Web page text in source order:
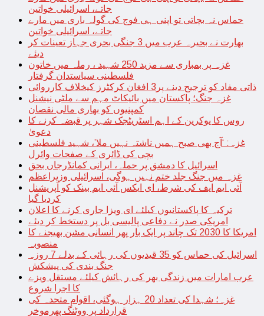
جاتے، اسرائیلی خواتین
حماس نہ بچاتی تو اپنی ہی فوج کی گولہ باری میں مارے
جاتے، اسرائیلی خواتین
بھارت نے بحیرہ عرب میں 3 جنگی بحری جہاز تعینات کر
دیئے
غزہ پر بمباری سے مزید 250 شہید ، رملہ میں خاتون
فلسطینی سیاستدان گرفتار
ذاتی مفاد کو ترجیح دینے پر3 افغان کرکٹرز کیخلاف کارروائی
غزہ جنگ؛ پاکستان میں بائیکاٹ مہم سے ملٹی نیشنل
کمپنیوں کو بھاری مالی نقصان
روس کا یوکرین کے اہم اسٹریٹجک شہر پر قبضہ کرنے کا
دعویٰ
غزہ: ‘آج بھی صبح ہمیں ناشتہ نہیں ملا’، شہید فلسطینی
بچی کی ڈائری کے صفحات وائرل
اسرائیل کا دمشق پر حملہ، ایرانی کمانڈرجاں بحق
غزہ میں جنگ جلد ختم نہیں ہوگی، اسرائیلی وزیراعظم
آئی ایم ایف کی شرط، ای ایکس آئی ایم بینک کو آپریشنل
کردیا گیا
ترکیہ کا پاکستانیوں کیلئے ای ویزا جاری کرنے کا اعلان
امریکی صدر نے دفاعی پالیسی بل پر دستخط کر دیئے
امریکا کا 2030 تک چاند پر ایک بار پھر انسانی مشن بھیجنے کا
منصوبہ
اسرائیل کی حماس کو 35 قیدیوں کی رہائی کے بدلے 7 روزہ
جنگ بندی کی پیشکش
عرب امارات میں زندگی بھر کی رہائش کیلئے مستقل ویزے
کا اجرا شروع
غزہ؛ شہدا کی تعداد 20 ہزار ہوگئی، اقوام متحدہ کی
قرارداد پر ووٹنگ پھرموخر